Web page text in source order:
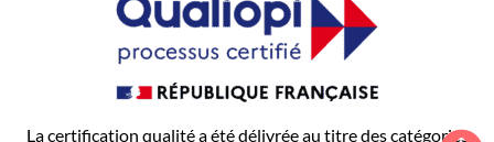
La certification qualité a été délivrée au titre des catégories